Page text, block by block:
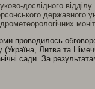
дослідного
державного
проводилось
(Україна, Литва та
сади. За